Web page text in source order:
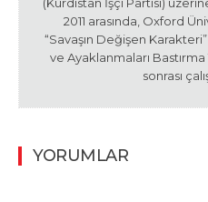
2011 arasında, Oxford
“Savaşın Değişen
ve Ayaklanmaları
sonrası
YORUMLAR